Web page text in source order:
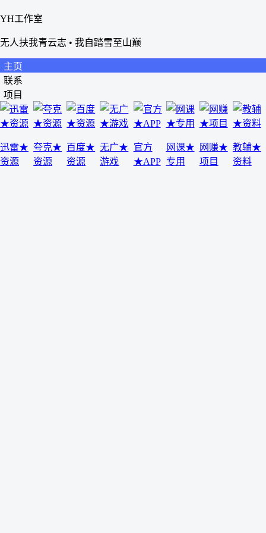
YH工作室
无人扶我青云志 • 我自踏雪至山巅
主页
联系
项目
迅雷★
资源
夸克★
资源
百度★
资源
无广★
游戏
官方
★APP
网课★
专用
网赚★
项目
教辅★
资料